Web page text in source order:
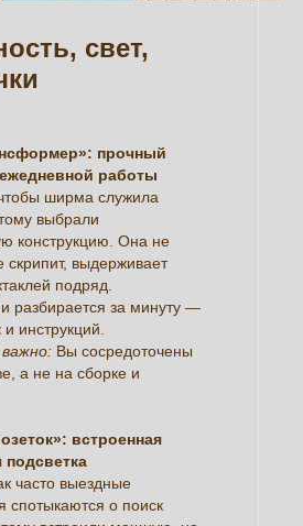
свет,
прочный
работы
ширма служила
выбрали
конструкцию. Она не
скрипит, выдерживает
подряд.
разбирается за минуту —
инструкций.
Вы сосредоточены
а не на сборке и
встроенная
подсветка
часто выездные
спотыкаются о поиск